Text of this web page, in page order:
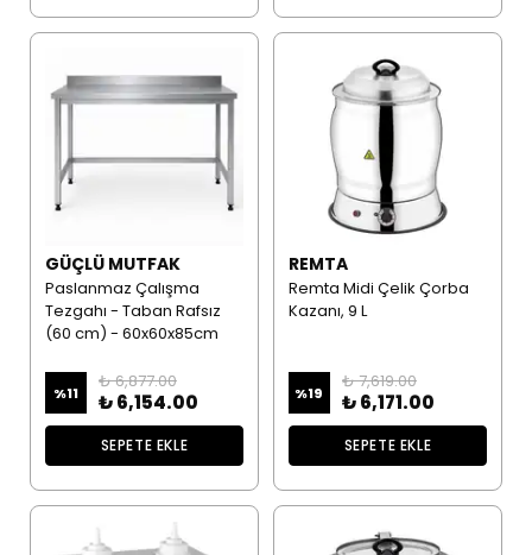
GÜÇLÜ MUTFAK
Paslanmaz Çalışma
Tezgahı - Taban Rafsız
(60 cm) - 60x60x85cm
%11
₺ 6,877.00
₺ 6,154.00
SEPETE EKLE
REMTA
Remta Midi Çelik Çorba
Kazanı, 9 L
%19
₺ 7,619.00
₺ 6,171.00
SEPETE EKLE